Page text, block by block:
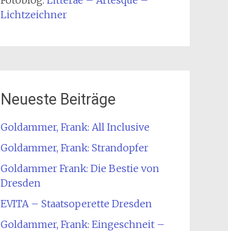
Lichtzeichner
Neueste Beiträge
Goldammer, Frank: All Inclusive
Goldammer, Frank: Strandopfer
Goldammer Frank: Die Bestie von
Dresden
EVITA – Staatsoperette Dresden
Goldammer, Frank: Eingeschneit –